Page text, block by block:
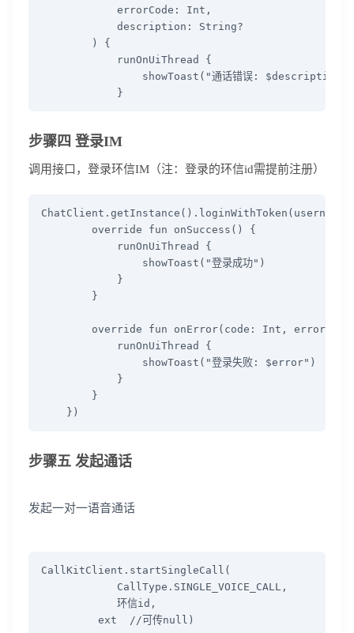
errorCode: Int,
description: String?
) {
runOnUiThread {
showToast("通话错误: $description")
}
步骤四 登录IM
调用接口，登录环信IM（注：登录的环信id需提前注册）
override fun onSuccess() {
runOnUiThread {
showToast("登录成功")
}
}
override fun onError(code: Int, error:
runOnUiThread {
showToast("登录失败: $error")
}
}
})
步骤五 发起通话
发起一对一语音通话
CallKitClient.startSingleCall(
CallType.SINGLE_VOICE_CALL,
环信id,
ext  //可传null)